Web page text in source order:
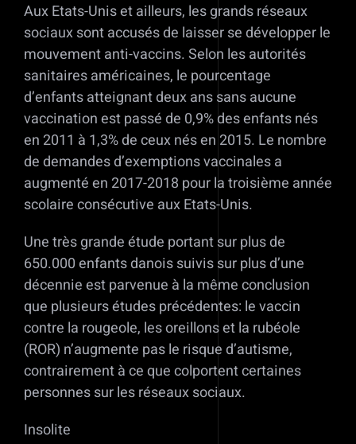
Aux Etats-Unis et ailleurs, les grands réseaux
sociaux sont accusés de laisser se développer le
mouvement anti-vaccins. Selon les autorités
sanitaires américaines, le pourcentage
d’enfants atteignant deux ans sans aucune
vaccination est passé de 0,9% des enfants nés
en 2011 à 1,3% de ceux nés en 2015. Le nombre
de demandes d’exemptions vaccinales a
augmenté en 2017-2018 pour la troisième année
scolaire consécutive aux Etats-Unis.
Une très grande étude portant sur plus de
650.000 enfants danois suivis sur plus d’une
décennie est parvenue à la même conclusion
que plusieurs études précédentes: le vaccin
contre la rougeole, les oreillons et la rubéole
(ROR) n’augmente pas le risque d’autisme,
contrairement à ce que colportent certaines
personnes sur les réseaux sociaux.
Insolite